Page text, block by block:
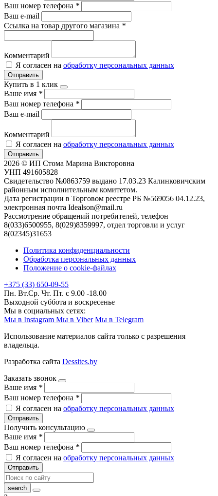
Ваш номер телефона *
Ваш e-mail
Ссылка на товар другого магазина *
Комментарий
Я согласен на обработку персональных данных
Отправить
Купить в 1 клик
Ваше имя *
Ваш номер телефона *
Ваш e-mail
Комментарий
Я согласен на обработку персональных данных
Отправить
2026 © ИП Стома Марина Викторовна
УНП 491605828
Свидетельство №0863759 выдано 17.03.23 Калинковичским
районным исполнительным комитетом.
Дата регистрации в Торговом реестре РБ №569056 04.12.23,
электронная почта Idealson@mail.ru
Рассмотрение обращений потребителей, телефон
8(033)6500955, 8(029)8359997, отдел торговли и услуг
8(02345)31653
Политика конфиденциальности
Обработка персональных данных
Положение о cookie-файлах
+375 (33) 650-09-55
Пн. Вт.Ср. Чт. Пт. с 9.00 -18.00
Выходной суббота и воскресенье
Мы в социальных сетях:
Мы в Instagram Мы в Viber Мы в Telegram
Использование материалов сайта только с разрешения
владельца.
Разработка сайта Dessites.by
Заказать звонок
Ваше имя *
Ваш номер телефона *
Я согласен на обработку персональных данных
Отправить
Получить консультацию
Ваше имя *
Ваш номер телефона *
Я согласен на обработку персональных данных
Отправить